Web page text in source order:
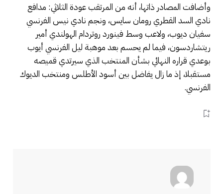
وأضافت المصادر ذاتها، أنه من المرتقب عودة الثلاثي: مدافع
نادي السد القطري رومان سايس، ونجم نادي نيس الفرنسي
سفيان ديوب، ولاعب وسط فينورد روتردام الهولندي أمير
ريتشاردسون، فيما لم يحسم بعد موهبة ليل الفرنسي أيوب
بوعدي قراره النهائي بشأن المنتخب الذي سيرتدي قميصه
مستقبلا، إذ ما زال يفاضل بين أسود الأطلس ومنتخب الديوك
الفرنسي.